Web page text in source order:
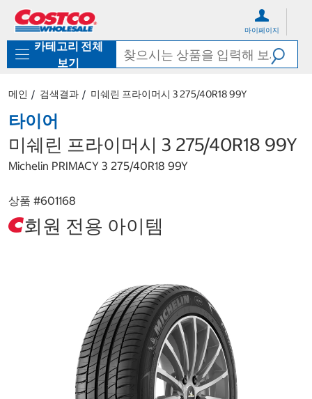
로
기
가
마이페이지
카테고리 전체
보기
메인 검색결과 미쉐린 프라이머시 3 275/40R18 99Y
타이어
미쉐린 프라이머시 3 275/40R18 99Y
Michelin PRIMACY 3 275/40R18 99Y
상품 #601168
회원 전용 아이템